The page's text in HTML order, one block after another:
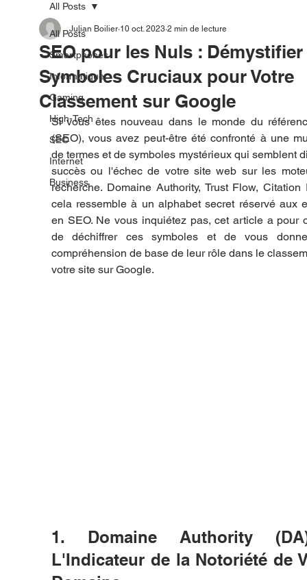
All Posts
Smartphones
Informatique
Gaming
High-Tech
SEO
Internet
Business
All Posts
SEO pour les Nuls : Démystifier
Symboles Cruciaux pour Votre
Classement sur Google
Julian Boilier 10 oct. 2023 2 min de lecture
Si vous êtes nouveau dans le monde du
(SEO), vous avez peut-être été confronté à une
de termes et de symboles mystérieux qui semblent
succès ou l'échec de votre site web sur les
recherche. Domaine Authority, Trust Flow, Citation
cela ressemble à un alphabet secret réservé aux
en SEO. Ne vous inquiétez pas, cet article a pour
de déchiffrer ces symboles et de vous
compréhension de base de leur rôle dans le
votre site sur Google.
1. Domaine Authority
L'Indicateur de la Notoriété de